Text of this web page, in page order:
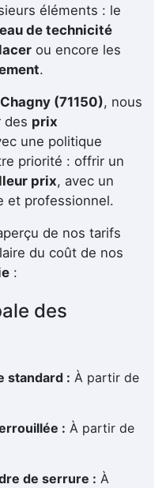
éléments : le
de technicité
ou encore les
.
(71150), nous
des prix
une politique
priorité : offrir un
prix, avec un
et professionnel.
de nos tarifs
du coût de nos
:
des
standard : À partir de
: À partir de
de serrure : À